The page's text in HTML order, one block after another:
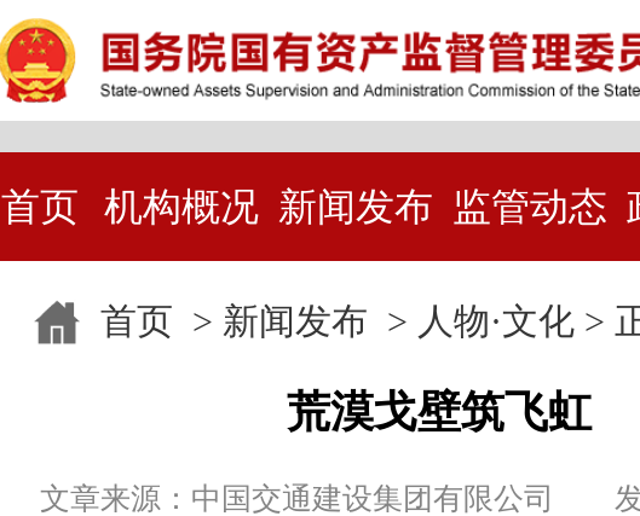
首页 机构概况 新闻发布 监管动态
首页 > 新闻发布 > 人物·文化 >
荒漠戈壁筑飞虹
文章来源：中国交通建设集团有限公司 发